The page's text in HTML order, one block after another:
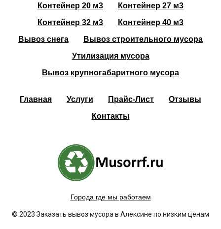
Контейнер 20 м3
Контейнер 27 м3
Контейнер 32 м3
Контейнер 40 м3
Вывоз снега
Вывоз строительного мусора
Утилизация мусора
Вывоз крупногабаритного мусора
Главная Услуги Прайс-Лист
Отзывы
Контакты
Города где мы работаем
© 2023 Заказать вывоз мусора в Алексине по низким ценам